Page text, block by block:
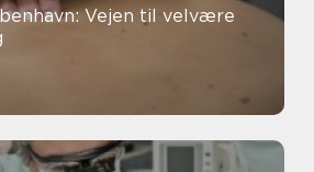
Vejen til velvære